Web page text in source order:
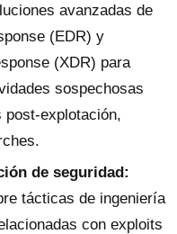
avanzadas de
(EDR) y
(XDR) para
sospechosas
post-explotación,
de seguridad:
tácticas de ingeniería
con exploits